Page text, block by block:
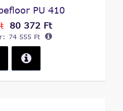
PU 410
80 372 Ft
74 555 Ft